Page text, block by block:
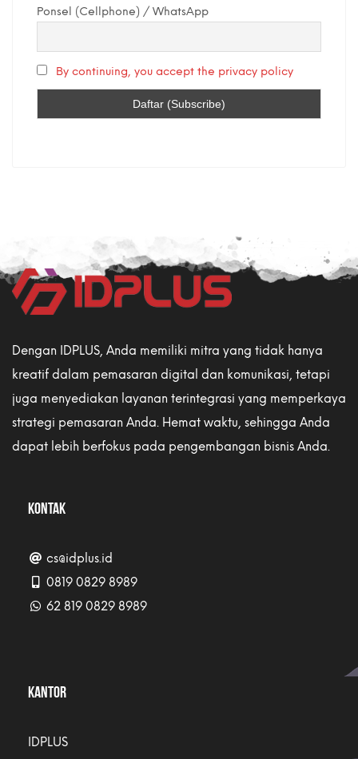
Ponsel (Cellphone) / WhatsApp
By continuing, you accept the privacy policy
Dengan IDPLUS, Anda memiliki mitra yang tidak hanya
kreatif dalam pemasaran digital dan komunikasi, tetapi
juga menyediakan layanan terintegrasi yang memperkaya
strategi pemasaran Anda. Hemat waktu, sehingga Anda
dapat lebih berfokus pada pengembangan bisnis Anda.
KONTAK
cs@idplus.id
0819 0829 8989
62 819 0829 8989
KANTOR
IDPLUS